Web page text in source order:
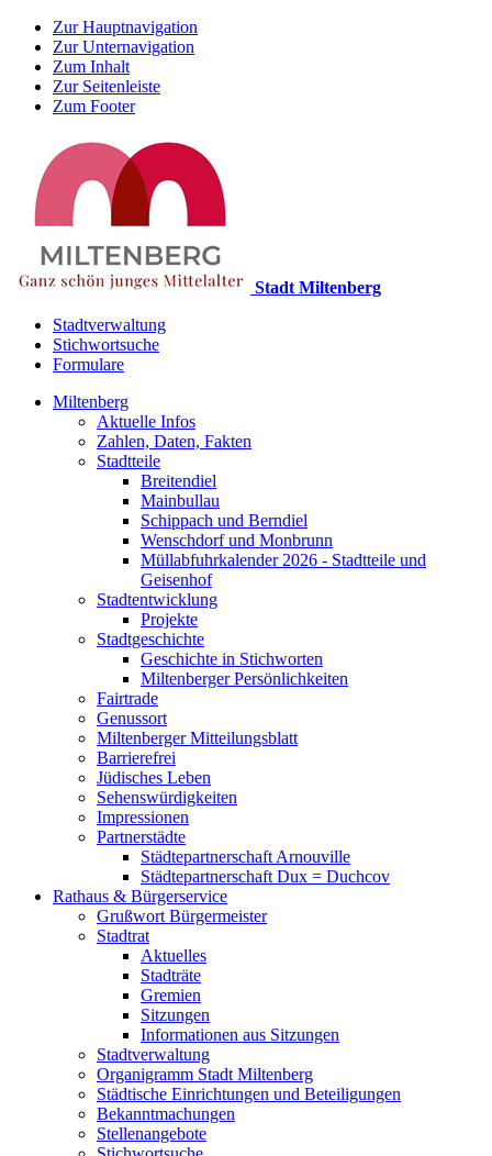
Zur Hauptnavigation
Zur Unternavigation
Zum Inhalt
Zur Seitenleiste
Zum Footer
Stadt Miltenberg
Stadtverwaltung
Stichwortsuche
Formulare
Miltenberg
Aktuelle Infos
Zahlen, Daten, Fakten
Stadtteile
Breitendiel
Mainbullau
Schippach und Berndiel
Wenschdorf und Monbrunn
Müllabfuhrkalender 2026 - Stadtteile und
Geisenhof
Stadtentwicklung
Projekte
Stadtgeschichte
Geschichte in Stichworten
Miltenberger Persönlichkeiten
Fairtrade
Genussort
Miltenberger Mitteilungsblatt
Barrierefrei
Jüdisches Leben
Sehenswürdigkeiten
Impressionen
Partnerstädte
Städtepartnerschaft Arnouville
Städtepartnerschaft Dux = Duchcov
Rathaus & Bürgerservice
Grußwort Bürgermeister
Stadtrat
Aktuelles
Stadträte
Gremien
Sitzungen
Informationen aus Sitzungen
Stadtverwaltung
Organigramm Stadt Miltenberg
Städtische Einrichtungen und Beteiligungen
Bekanntmachungen
Stellenangebote